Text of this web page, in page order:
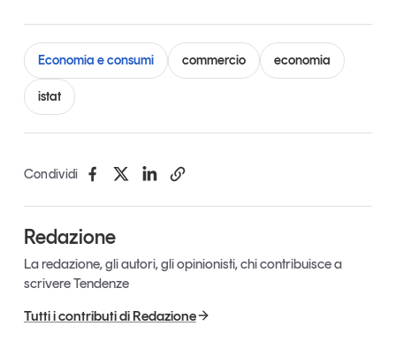
Economia e consumi commercio economia
istat
Condividi
Redazione
La redazione, gli autori, gli opinionisti, chi contribuisce a
scrivere Tendenze
Tutti i contributi di Redazione